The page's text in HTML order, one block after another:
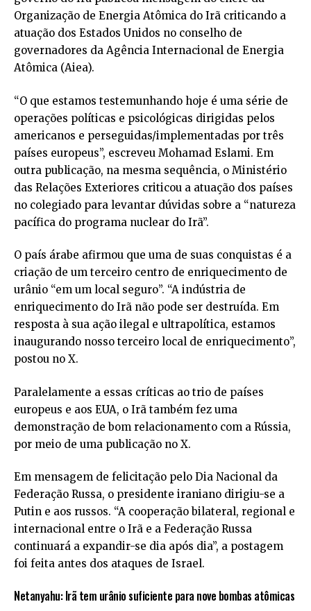
Organização de Energia Atômica do Irã criticando a
atuação dos Estados Unidos no conselho de
governadores da Agência Internacional de Energia
Atômica (Aiea).
“O que estamos testemunhando hoje é uma série de
operações políticas e psicológicas dirigidas pelos
americanos e perseguidas/implementadas por três
países europeus”, escreveu Mohamad Eslami. Em
outra publicação, na mesma sequência, o Ministério
das Relações Exteriores criticou a atuação dos países
no colegiado para levantar dúvidas sobre a “natureza
pacífica do programa nuclear do Irã”.
O país árabe afirmou que uma de suas conquistas é a
criação de um terceiro centro de enriquecimento de
urânio “em um local seguro”. “A indústria de
enriquecimento do Irã não pode ser destruída. Em
resposta à sua ação ilegal e ultrapolítica, estamos
inaugurando nosso terceiro local de enriquecimento”,
postou no X.
Paralelamente a essas críticas ao trio de países
europeus e aos EUA, o Irã também fez uma
demonstração de bom relacionamento com a Rússia,
por meio de uma publicação no X.
Em mensagem de felicitação pelo Dia Nacional da
Federação Russa, o presidente iraniano dirigiu-se a
Putin e aos russos. “A cooperação bilateral, regional e
internacional entre o Irã e a Federação Russa
continuará a expandir-se dia após dia”, a postagem
foi feita antes dos ataques de Israel.
Netanyahu: Irã tem urânio suficiente para nove bombas atômicas